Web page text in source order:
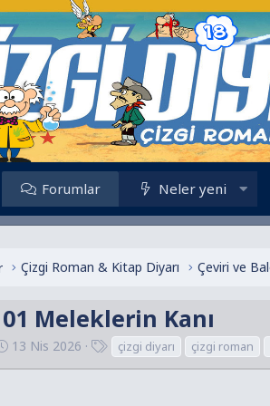
Forumlar Neler yeni
Çizgi Roman & Kitap Diyarı Çeviri ve
Meleklerin Kanı
B
13 Nis 2026 çizgi diyarı çizgi roman